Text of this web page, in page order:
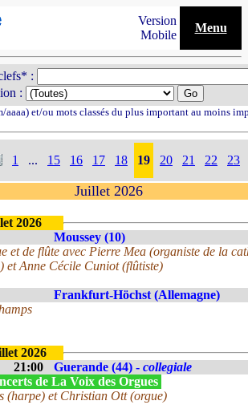
Version
Mobile
Menu
:
:
aaaa) et/ou mots classés du plus important au moins
1 ... 15 16 17 18 19 20 21 22 23
Juillet 2026
2026
Moussey (10)
et de flûte avec Pierre Mea (organiste de la
et Anne Cécile Cuniot (flûtiste)
Frankfurt-Höchst (Allemagne)
2026
21:00
Guerande (44) - collegiale
de La Voix des Orgues
(harpe) et Christian Ott (orgue)